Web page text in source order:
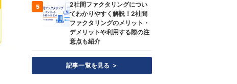
5
2社間ファクタリングについ
てわかりやすく解説！2社間
ファクタリングのメリット・
デメリットや利用する際の注
意点も紹介
記事一覧を見る ＞